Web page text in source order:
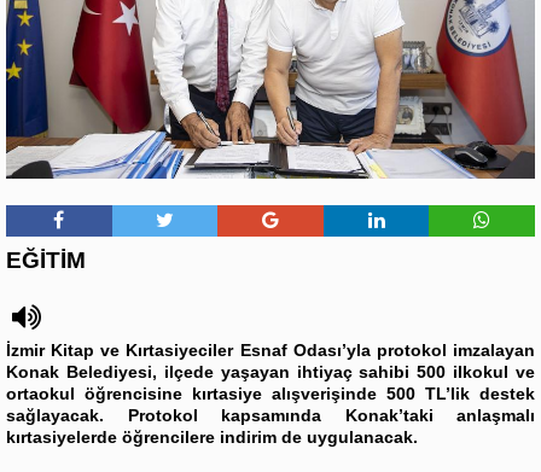
EĞİTİM
İzmir Kitap ve Kırtasiyeciler Esnaf Odası’yla protokol imzalayan
Konak Belediyesi, ilçede yaşayan ihtiyaç sahibi 500 ilkokul ve
ortaokul öğrencisine kırtasiye alışverişinde 500 TL’lik destek
sağlayacak. Protokol kapsamında Konak’taki anlaşmalı
kırtasiyelerde öğrencilere indirim de uygulanacak.